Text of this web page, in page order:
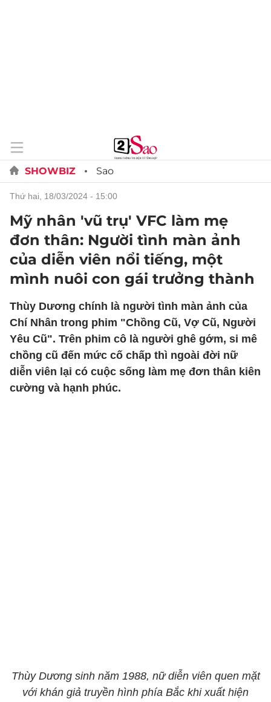
SHOWBIZ Sao
thứ hai, 18/03/2024 - 15:00
Mỹ nhân 'vũ trụ' VFC làm mẹ
đơn thân: Người tình màn ảnh
của diễn viên nổi tiếng, một
mình nuôi con gái trưởng thành
Thùy Dương chính là người tình màn ảnh của
Chí Nhân trong phim "Chồng Cũ, Vợ Cũ, Người
Yêu Cũ". Trên phim cô là người ghê gớm, si mê
chồng cũ đến mức cố chấp thì ngoài đời nữ
diễn viên lại có cuộc sống làm mẹ đơn thân kiên
cường và hạnh phúc.
Thùy Dương sinh năm 1988, nữ diễn viên quen mặt
với khán giả truyền hình phía Bắc khi xuất hiện